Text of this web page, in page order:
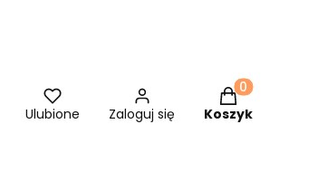
Ulubione Zaloguj się
Produkty w
Koszyk